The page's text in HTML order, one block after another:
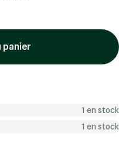
panier
1 en stock
1 en stock